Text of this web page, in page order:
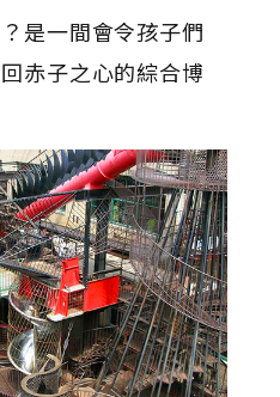
是一間會令孩子們
赤子之心的綜合博